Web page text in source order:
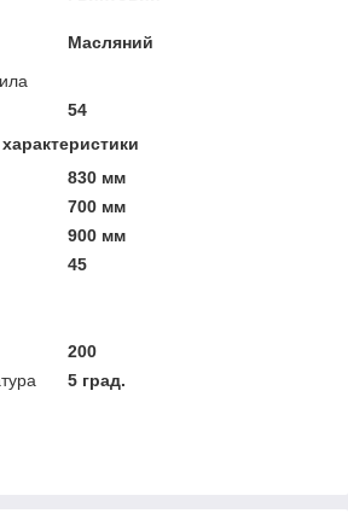
Масляний
54
830 мм
700 мм
900 мм
45
200
5 град.